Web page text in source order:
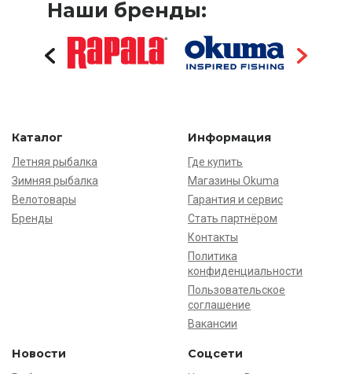
Наши бренды:
Каталог
Летняя рыбалка
Зимняя рыбалка
Велотовары
Бренды
Информация
Где купить
Магазины Okuma
Гарантия и сервис
Стать партнёром
Контакты
Политика
конфиденциальности
Пользовательское
соглашение
Вакансии
Новости Соцсети